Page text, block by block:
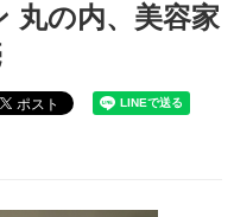
丸の内、美容家
ポスト